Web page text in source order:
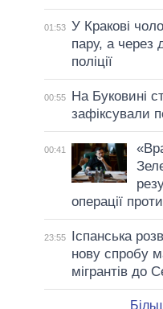
01:53 У Кракові
пару, а через
поліції
00:55
На Буковині
зафіксували
00:41
операції
23:55
Іспанська
нову спробу
мігрантів до